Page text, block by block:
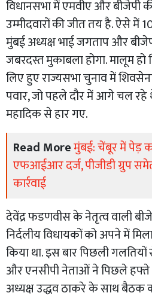
विधानसभा में एमवीए और बीजेपी
उम्मीदवारों की जीत तय है. ऐसे में
मुंबई अध्यक्ष भाई जगताप और
जबरदस्त मुकाबला होगा. मालूम
लिए हुए राज्यसभा चुनाव में
पवार, जो पहले दौर में आगे चल
महादिक से हार गए.
Read Moreमुंबई: चेंबूर में पेड़
एफआईआर दर्ज, पीजीडी ग्रुप
कार्रवाई
देवेंद्र फडणवीस के नेतृत्व वाली
निर्दलीय विधायकों को अपने में
किया था. इस बार पिछली
और एनसीपी नेताओं ने पिछले हफ्ते
अध्यक्ष उद्धव ठाकरे के साथ बैठक